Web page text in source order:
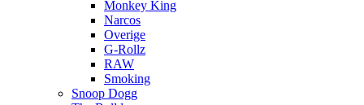
Monkey King
Narcos
Overige
G-Rollz
RAW
Smoking
Snoop Dogg